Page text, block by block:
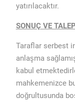
yatırılacaktır.
SONUÇ VE TALEP
Taraflar serbest
anlaşma
kabul
mahkemenizce
doğrultusunda